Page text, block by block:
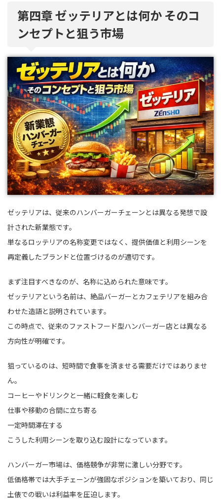
第四章 ゼッテリアとは何か そのコ
ンセプトと狙う市場
ゼッテリアは、従来のハンバーガーチェーンとは異なる発想で設
計された新業態です。
単なるロッテリアの名称変更ではなく、提供価値と利用シーンを
再定義したブランドと位置づけるのが適切です。
まず注目すべきなのが、名称に込められた意味です。
ゼッテリアという名前は、絶品バーガーとカフェテリアを組み合
わせた造語と説明されています。
この時点で、従来のファストフード型ハンバーガー店とは異なる
方向性が明確です。
狙っているのは、短時間で食事を済ませる需要だけではありませ
ん。
コーヒーやドリンクと一緒に軽食を楽しむ
仕事や移動の合間に立ち寄る
一定時間滞在する
こうした利用シーンを取り込む設計になっています。
ハンバーガー市場は、価格競争が非常に激しい分野です。
低価格帯では大手チェーンが強固なポジションを築いており、同じ
土俵での戦いは利益率を圧迫します。